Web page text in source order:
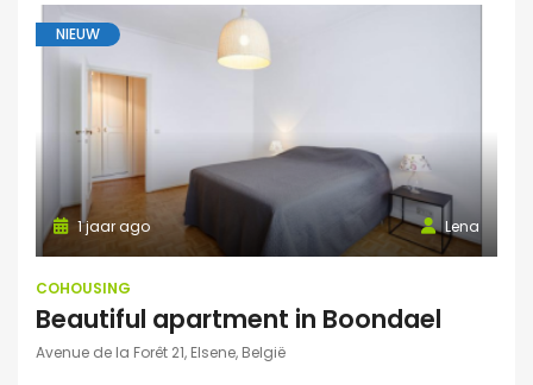
NIEUW
Lena
1 jaar ago
COHOUSING
Beautiful apartment in Boondael
Avenue de la Forêt 21, Elsene, België